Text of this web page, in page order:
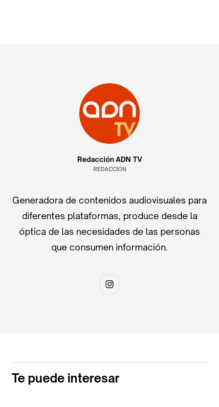
Redacción ADN TV
REDACCIÓN
Generadora de contenidos audiovisuales para
diferentes plataformas, produce desde la
óptica de las necesidades de las personas
que consumen información.
Te puede interesar